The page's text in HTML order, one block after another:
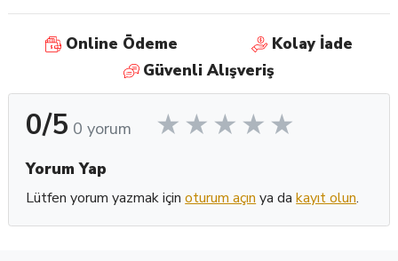
Online Ödeme
Kolay İade
Güvenli Alışveriş
0/5 0 yorum
Yorum Yap
Lütfen yorum yazmak içinoturum açın ya dakayıt olun.